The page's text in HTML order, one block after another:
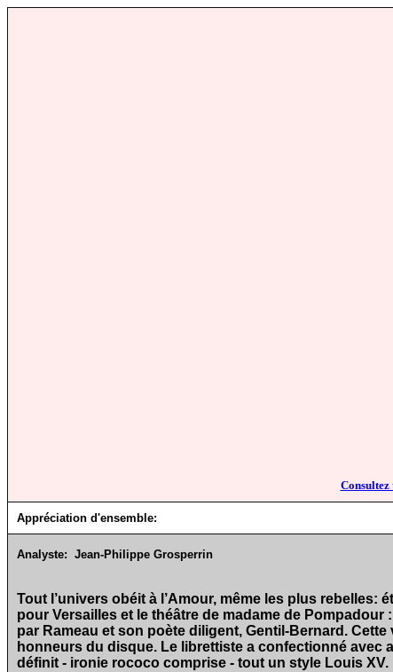
Consultez
Appréciation d'ensemble:
Analyste: Jean-Philippe Grosperrin
Tout l’univers obéit à l’Amour, même les plus rebelles:
pour Versailles et le théâtre de madame de Pompadour
par Rameau et son poète diligent, Gentil-Bernard.
honneurs du disque. Le librettiste a confectionné avec
définit - ironie rococo comprise - tout un style Louis XV.